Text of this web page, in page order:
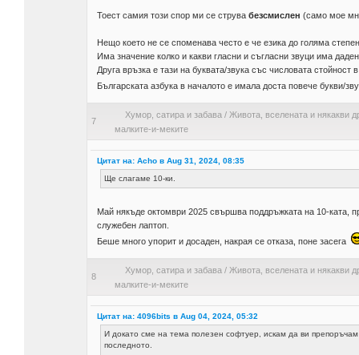
Тоест самия този спор ми се струва безсмислен (само мое
Нещо което не се споменава често е че езика до голяма
Има значение колко и какви гласни и съгласни звуци има
Друга връзка е тази на буквата/звука със числовата
Българската азбука в началото е имала доста повече букви/
7
Хумор, сатира и забава / Живота, вселената и някакви
малките-и-меките
Цитат на: Acho в Aug 31, 2024, 08:35
Ще слагаме 10-ки.
Май някъде октомври 2025 свършва поддръжката на 10-ката,
служебен лаптоп.
Беше много упорит и досаден, накрая се отказа, поне засега
8
Хумор, сатира и забава / Живота, вселената и някакви
малките-и-меките
Цитат на: 4096bits в Aug 04, 2024, 05:32
И докато сме на тема полезен софтуер, искам да ви
последното.